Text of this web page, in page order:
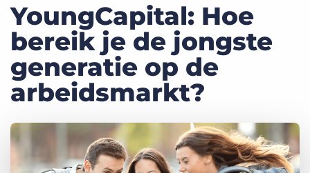
Prijzen
Kennisbank
Marketplace
YoungCapital: Hoe
bereik je de jongste
generatie op de
arbeidsmarkt?